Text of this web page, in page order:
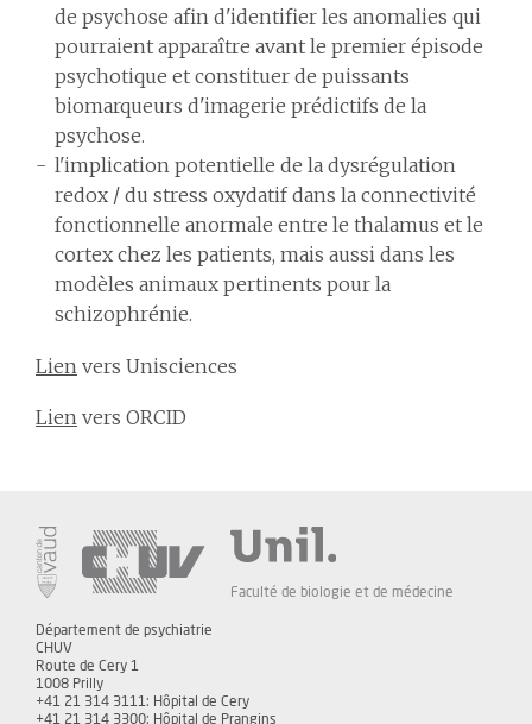
de psychose afin d'identifier les anomalies qui
pourraient apparaître avant le premier épisode
psychotique et constituer de puissants
biomarqueurs d'imagerie prédictifs de la
psychose.
l'implication potentielle de la dysrégulation
redox / du stress oxydatif dans la connectivité
fonctionnelle anormale entre le thalamus et le
cortex chez les patients, mais aussi dans les
modèles animaux pertinents pour la
schizophrénie.
Lien vers Unisciences
Lien vers ORCID
Faculté de biologie et de médecine
Département de psychiatrie
CHUV
Route de Cery 1
1008 Prilly
+41 21 314 3111: Hôpital de Cery
+41 21 314 3300: Hôpital de Prangins